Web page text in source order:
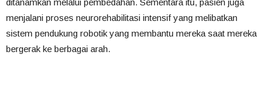
menjalani proses neurorehabilitasi intensif yang melibatkan
sistem pendukung robotik yang membantu mereka saat mereka
bergerak ke berbagai arah.